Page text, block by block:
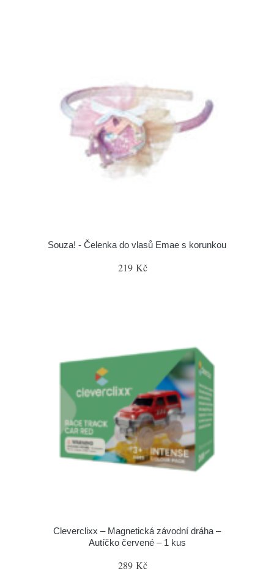
Souza! - Čelenka do vlasů Emae s korunkou
219 Kč
Cleverclixx – Magnetická závodní dráha –
Autíčko červené – 1 kus
289 Kč